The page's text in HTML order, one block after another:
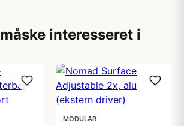
interesseret i
MODULAR